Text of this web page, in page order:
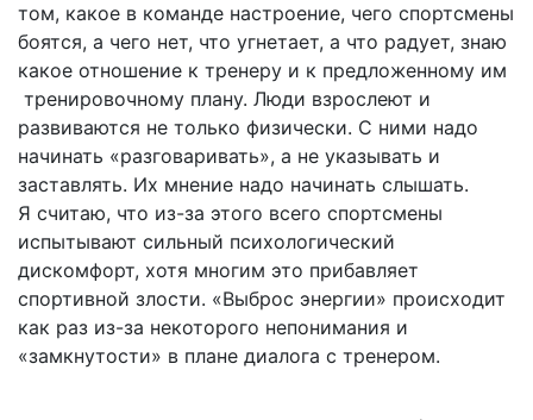
том, какое в команде настроение, чего спортсмены
боятся, а чего нет, что угнетает, а что радует, знаю
какое отношение к тренеру и к предложенному им
тренировочному плану. Люди взрослеют и
развиваются не только физически. С ними надо
начинать «разговаривать», а не указывать и
заставлять. Их мнение надо начинать слышать.
Я считаю, что из-за этого всего спортсмены
испытывают сильный психологический
дискомфорт, хотя многим это прибавляет
спортивной злости. «Выброс энергии» происходит
как раз из-за некоторого непонимания и
«замкнутости» в плане диалога с тренером.